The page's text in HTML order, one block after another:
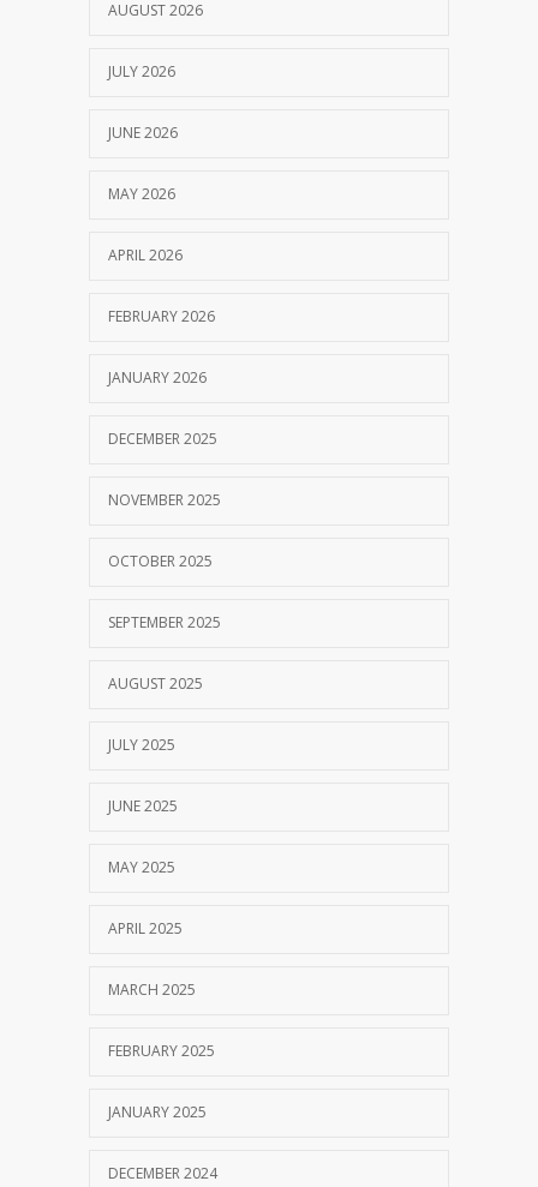
AUGUST 2026
JULY 2026
JUNE 2026
MAY 2026
APRIL 2026
FEBRUARY 2026
JANUARY 2026
DECEMBER 2025
NOVEMBER 2025
OCTOBER 2025
SEPTEMBER 2025
AUGUST 2025
JULY 2025
JUNE 2025
MAY 2025
APRIL 2025
MARCH 2025
FEBRUARY 2025
JANUARY 2025
DECEMBER 2024